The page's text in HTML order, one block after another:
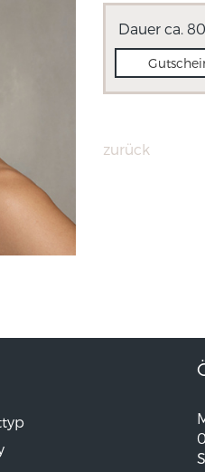
Dauer ca.
zurück